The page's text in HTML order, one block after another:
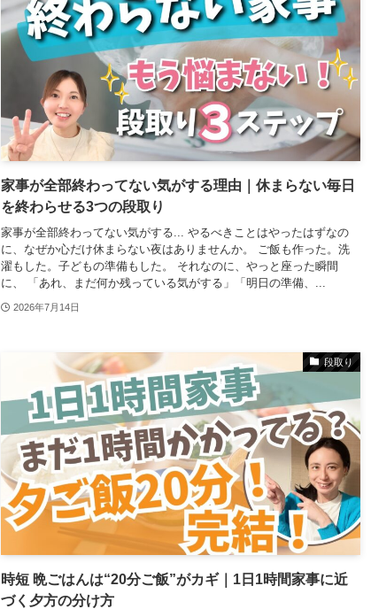
家事が全部終わってない気がする理由｜休まらない毎日
を終わらせる3つの段取り
家事が全部終わってない気がする... やるべきことはやったはずなの
に、なぜか心だけ休まらない夜はありませんか。 ご飯も作った。洗
濯もした。子どもの準備もした。 それなのに、やっと座った瞬間
に、 「あれ、まだ何か残っている気がする」「明日の準備、...
2026年7月14日
段取り
時短 晩ごはんは“20分ご飯”がカギ｜1日1時間家事に近
づく夕方の分け方